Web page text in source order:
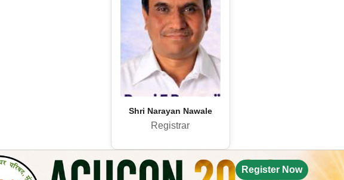
Shri Narayan Nawale
Registrar
Register Now